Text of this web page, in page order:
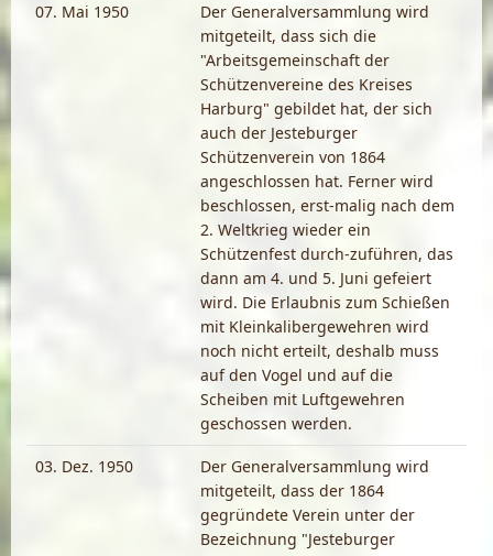
07. Mai 1950
Der Generalversammlung wird
mitgeteilt, dass sich die
"Arbeitsgemeinschaft der
Schützenvereine des Kreises
Harburg" gebildet hat, der sich
auch der Jesteburger
Schützenverein von 1864
angeschlossen hat. Ferner wird
beschlossen, erst-malig nach dem
2. Weltkrieg wieder ein
Schützenfest durch-zuführen, das
dann am 4. und 5. Juni gefeiert
wird. Die Erlaubnis zum Schießen
mit Kleinkalibergewehren wird
noch nicht erteilt, deshalb muss
auf den Vogel und auf die
Scheiben mit Luftgewehren
geschossen werden.
03. Dez. 1950
Der Generalversammlung wird
mitgeteilt, dass der 1864
gegründete Verein unter der
Bezeichnung "Jesteburger